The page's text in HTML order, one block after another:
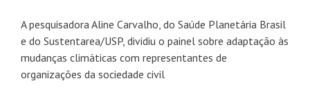
A pesquisadora Aline Carvalho, do Saúde Planetária Brasil
e do Sustentarea/USP, dividiu o painel sobre adaptação às
mudanças climáticas com representantes de
organizações da sociedade civil